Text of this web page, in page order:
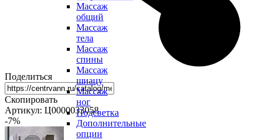
Массаж
общий
Массаж
тела
Массаж
спины
Массаж
шиацу
Массаж
ног
Подсветка
Дополнительные
опции
Поделиться
Скопировать
Артикул: Ц0000033058
-7%